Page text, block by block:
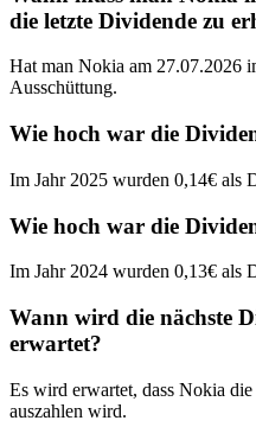
die letzte Dividende zu
Hat man Nokia am 27.07.2026
Ausschüttung.
Wie hoch war die
Im Jahr 2025 wurden 0,14€ als
Wie hoch war die
Im Jahr 2024 wurden 0,13€ als
Wann wird die nächste
erwartet?
Es wird erwartet, dass Nokia
auszahlen wird.